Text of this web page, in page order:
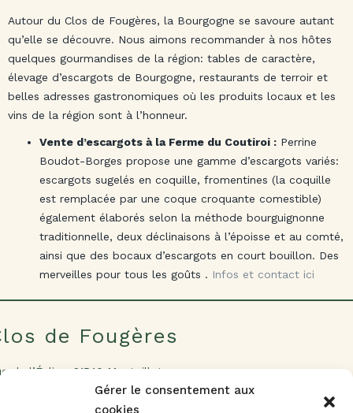
Gérer le consentement aux
cookies
Autour du Clos de Fougères, la Bourgogne se savoure autant
qu’elle se découvre. Nous aimons recommander à nos hôtes
quelques gourmandises de la région: tables de caractère,
élevage d’escargots de Bourgogne, restaurants de terroir et
belles adresses gastronomiques où les produits locaux et les
vins de la région sont à l’honneur.
Vente d’escargots à la Ferme du Coutiroi : Perrine
Boudot-Borges propose une gamme d’escargots variés:
escargots sugelés en coquille, fromentines (la coquille
est remplacée par une coque croquante comestible)
également élaborés selon la méthode bourguignonne
traditionnelle, deux déclinaisons à l’époisse et au comté,
ainsi que des bocaux d’escargots en court bouillon. Des
merveilles pour tous les goûts . Infos et contact ici
de Fougères
de l’Église, 21540 Montoillot
47.271106 – lng. 4.653065